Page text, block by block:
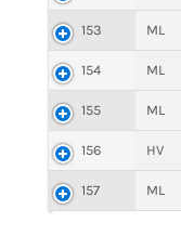
153 ML
154 ML
155 ML
156 HV
157 ML